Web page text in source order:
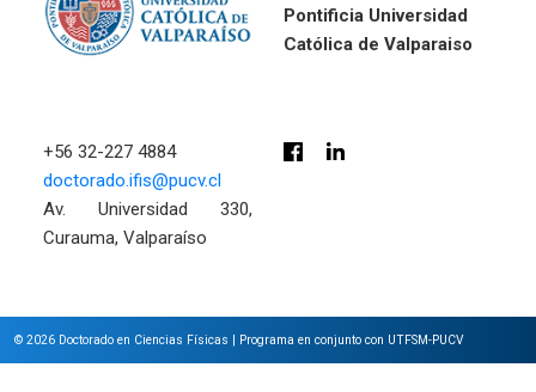
Pontificia Universidad
Católica de Valparaiso
+56 32-227 4884
doctorado.ifis@pucv.cl
Av. Universidad 330,
Curauma, Valparaíso
© 2026 Doctorado en Ciencias Físicas Programa en conjunto con UTFSM-PUCV